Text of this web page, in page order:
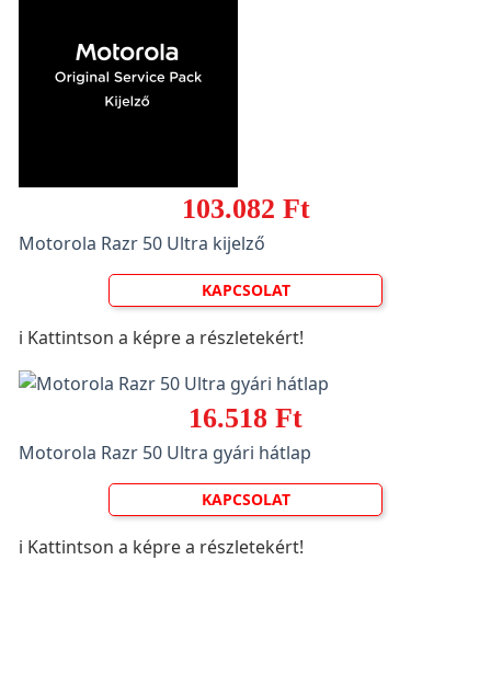
103.082 Ft
Motorola Razr 50 Ultra kijelző
KAPCSOLAT
ℹ️ Kattintson a képre a részletekért!
16.518 Ft
Motorola Razr 50 Ultra gyári hátlap
KAPCSOLAT
ℹ️ Kattintson a képre a részletekért!